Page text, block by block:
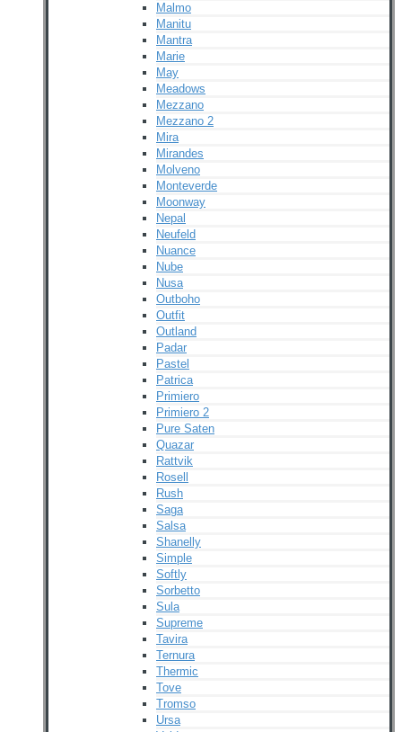
Malmo
Manitu
Mantra
Marie
May
Meadows
Mezzano
Mezzano 2
Mira
Mirandes
Molveno
Monteverde
Moonway
Nepal
Neufeld
Nuance
Nube
Nusa
Outboho
Outfit
Outland
Padar
Pastel
Patrica
Primiero
Primiero 2
Pure Saten
Quazar
Rattvik
Rosell
Rush
Saga
Salsa
Shanelly
Simple
Softly
Sorbetto
Sula
Supreme
Tavira
Ternura
Thermic
Tove
Tromso
Ursa